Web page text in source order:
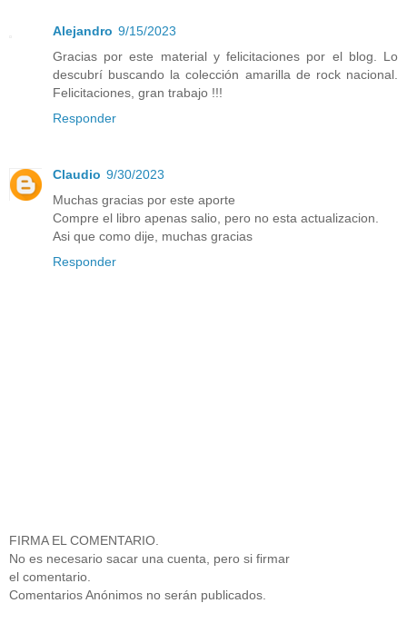
Alejandro 9/15/2023
Gracias por este material y felicitaciones por el blog. Lo
descubrí buscando la colección amarilla de rock nacional.
Felicitaciones, gran trabajo !!!
Responder
Claudio 9/30/2023
Muchas gracias por este aporte
Compre el libro apenas salio, pero no esta actualizacion.
Asi que como dije, muchas gracias
Responder
FIRMA EL COMENTARIO.
No es necesario sacar una cuenta, pero si firmar
el comentario.
Comentarios Anónimos no serán publicados.